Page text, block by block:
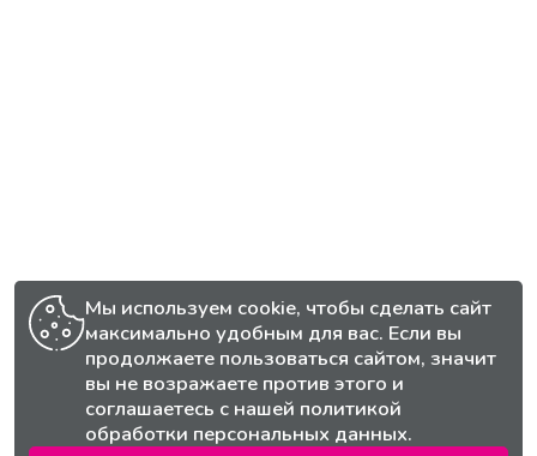
Мы используем cookie, чтобы сделать сайт
максимально удобным для вас. Если вы
продолжаете пользоваться сайтом, значит
вы не возражаете против этого и
соглашаетесь с нашей политикой
обработки персональных данных.